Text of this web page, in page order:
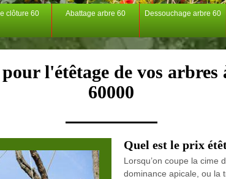
clôture 60 Abattage arbre 60 Dessouchage arbre 60
l'étêtage de vos arbres
60000
Quel est le prix
Lorsqu’on coupe la cime
dominance apicale, ou la